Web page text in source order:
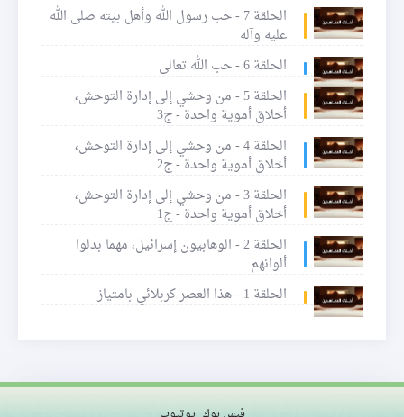
الحلقة 7 - حب رسول الله وأهل بيته صلى الله
عليه وآله
الحلقة 6 - حب الله تعالى
الحلقة 5 - من وحشي إلى إدارة التوحش،
أخلاق أموية واحدة - ج3
الحلقة 4 - من وحشي إلى إدارة التوحش،
أخلاق أموية واحدة - ج2
الحلقة 3 - من وحشي إلى إدارة التوحش،
أخلاق أموية واحدة - ج1
الحلقة 2 - الوهابيون إسرائيل، مهما بدلوا
ألوانهم
الحلقة 1 - هذا العصر كربلائي بامتياز